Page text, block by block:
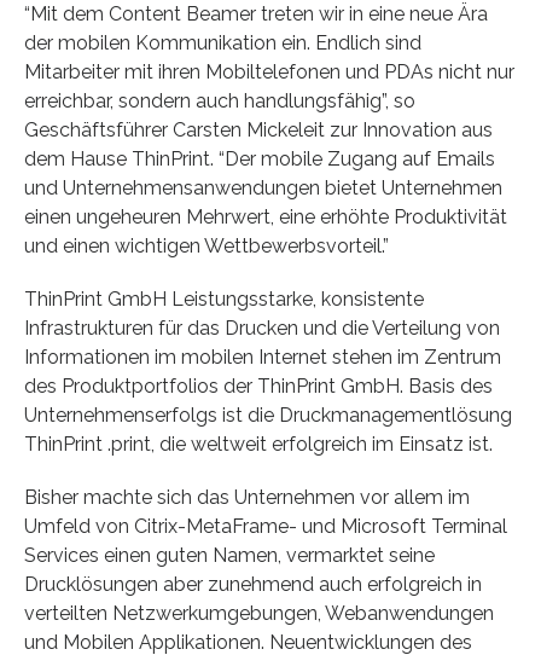
“Mit dem Content Beamer treten wir in eine neue Ära
der mobilen Kommunikation ein. Endlich sind
Mitarbeiter mit ihren Mobiltelefonen und PDAs nicht nur
erreichbar, sondern auch handlungsfähig”, so
Geschäftsführer Carsten Mickeleit zur Innovation aus
dem Hause ThinPrint. “Der mobile Zugang auf Emails
und Unternehmensanwendungen bietet Unternehmen
einen ungeheuren Mehrwert, eine erhöhte Produktivität
und einen wichtigen Wettbewerbsvorteil.”
ThinPrint GmbH Leistungsstarke, konsistente
Infrastrukturen für das Drucken und die Verteilung von
Informationen im mobilen Internet stehen im Zentrum
des Produktportfolios der ThinPrint GmbH. Basis des
Unternehmenserfolgs ist die Druckmanagementlösung
ThinPrint .print, die weltweit erfolgreich im Einsatz ist.
Bisher machte sich das Unternehmen vor allem im
Umfeld von Citrix-MetaFrame- und Microsoft Terminal
Services einen guten Namen, vermarktet seine
Drucklösungen aber zunehmend auch erfolgreich in
verteilten Netzwerkumgebungen, Webanwendungen
und Mobilen Applikationen. Neuentwicklungen des